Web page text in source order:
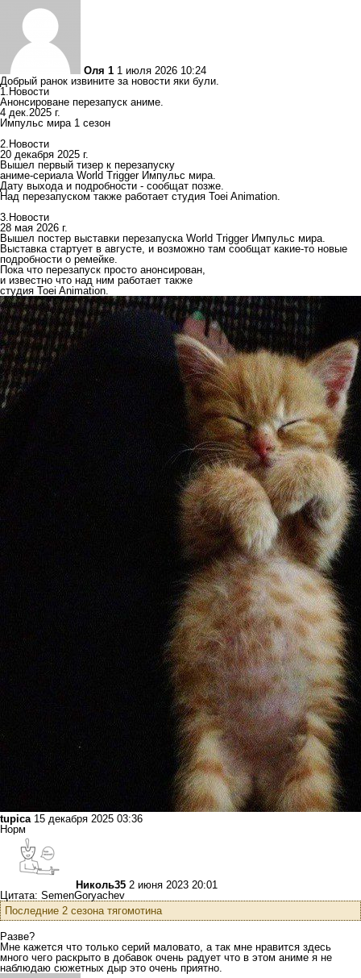
Оля 1 1 июля 2026 10:24
Добрый ранок извините за новости яки були.
1.Новости
Анонсироване перезапуск аниме.
4 дек.2025 г.
Импульс мира 1 сезон
2.Новости
20 декабря 2025 г.
Вышел первый тизер к перезапуску
аниме-сериала World Trigger Импульс мира.
Дату выхода и подробности - сообщат позже.
Над перезапуском также работает студия Toei Animation.
3.Новости
28 мая 2026 г.
Вышел постер выставки перезапуска World Trigger Импульс мира.
Выставка стартует в августе, и возможно там сообщат какие-то новые
подробности о ремейке.
Пока что перезапуск просто анонсирован,
и известно что над ним работает также
студия Toei Animation.
tupica 15 декабря 2025 03:36
Норм
Николь35 2 июня 2023 20:01
Цитата: SemenGoryachev
Последние 2 сезона тягомотина
Разве?
Мне кажется что только серий маловато, а так мне нравится здесь
много чего раскрыто в добавок очень радует что в этом аниме я не
наблюдаю сюжетных дыр это очень приятно.